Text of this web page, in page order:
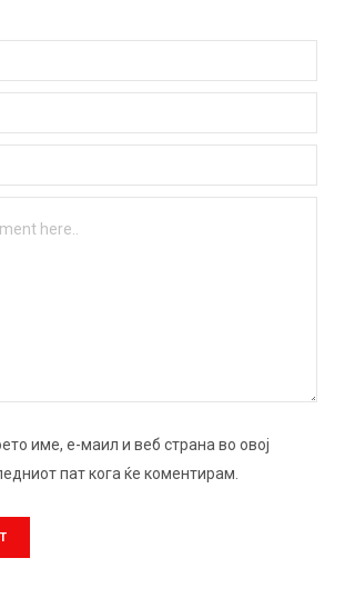
име, е-маил и веб страна во овој
пат кога ќе коментирам.